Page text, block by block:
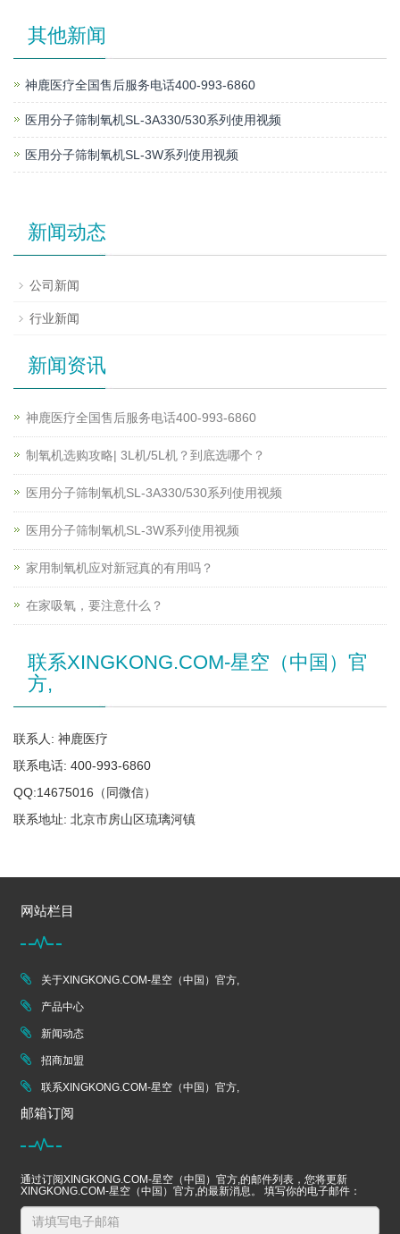
其他新闻
神鹿医疗全国售后服务电话400-993-6860
医用分子筛制氧机SL-3A330/530系列使用视频
医用分子筛制氧机SL-3W系列使用视频
新闻动态
公司新闻
行业新闻
新闻资讯
神鹿医疗全国售后服务电话400-993-6860
制氧机选购攻略| 3L机/5L机？到底选哪个？
医用分子筛制氧机SL-3A330/530系列使用视频
医用分子筛制氧机SL-3W系列使用视频
家用制氧机应对新冠真的有用吗？
在家吸氧，要注意什么？
联系XINGKONG.COM-星空（中国）官
方,
联系人: 神鹿医疗
联系电话: 400-993-6860
QQ:14675016（同微信）
联系地址: 北京市房山区琉璃河镇
网站栏目
关于XINGKONG.COM-星空（中国）官方,
产品中心
新闻动态
招商加盟
联系XINGKONG.COM-星空（中国）官方,
邮箱订阅
通过订阅XINGKONG.COM-星空（中国）官方,的邮件列表，您将更新
XINGKONG.COM-星空（中国）官方,的最新消息。 填写你的电子邮件：